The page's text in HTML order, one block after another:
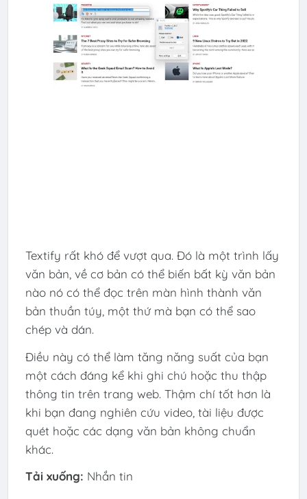
Textify rất khó để vượt qua. Đó là một trình lấy
văn bản, về cơ bản có thể biến bất kỳ văn bản
nào nó có thể đọc trên màn hình thành văn
bản thuần túy, một thứ mà bạn có thể sao
chép và dán.
Điều này có thể làm tăng năng suất của bạn
một cách đáng kể khi ghi chú hoặc thu thập
thông tin trên trang web. Thậm chí tốt hơn là
khi bạn đang nghiên cứu video, tài liệu được
quét hoặc các dạng văn bản không chuẩn
khác.
Tải xuống: Nhắn tin